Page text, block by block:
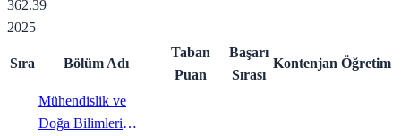
362.39
2025
Sıra Bölüm Adı
Taban
Puan
Başarı
Sırası
Kontenjan Öğretim
Mühendislik ve
Doğa Bilimleri